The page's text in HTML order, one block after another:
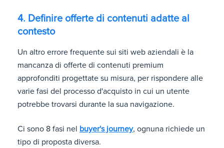
4. Definire offerte di contenuti adatte al
contesto
Un altro errore frequente sui siti web aziendali è la
mancanza di offerte di contenuti premium
approfonditi progettate su misura, per rispondere alle
varie fasi del processo d'acquisto in cui un utente
potrebbe trovarsi durante la sua navigazione.
Ci sono 8 fasi nel buyer's journey, ognuna richiede un
tipo di proposta diversa.